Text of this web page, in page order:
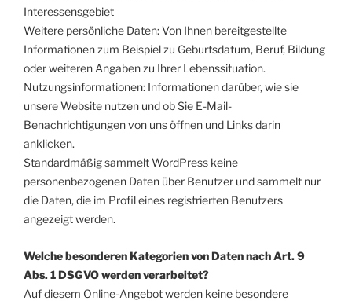
Interessensgebiet
Weitere persönliche Daten: Von Ihnen bereitgestellte
Informationen zum Beispiel zu Geburtsdatum, Beruf, Bildung
oder weiteren Angaben zu Ihrer Lebenssituation.
Nutzungsinformationen: Informationen darüber, wie sie
unsere Website nutzen und ob Sie E-Mail-
Benachrichtigungen von uns öffnen und Links darin
anklicken.
Standardmäßig sammelt WordPress keine
personenbezogenen Daten über Benutzer und sammelt nur
die Daten, die im Profil eines registrierten Benutzers
angezeigt werden.
Welche besonderen Kategorien von Daten nach Art. 9
Abs. 1 DSGVO werden verarbeitet?
Auf diesem Online-Angebot werden keine besondere